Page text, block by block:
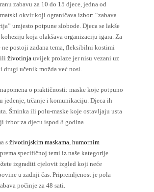
zabavu za 10 do 15 djece, jedna od
okvir koji ograničava izbor: “zabava
umjesto potpune slobode. Djeca se lakše
koja olakšava organizaciju igara. Za
ne postoji zadana tema, fleksibilni kostimi
ili životinja uvijek prolaze jer nisu vezani uz
učenik možda već nosi.
o praktičnosti: maske koje potpuno
jedenje, trčanje i komunikaciju. Djeca ih
Šminka ili polu-maske koje ostavljaju usta
izbor za djecu ispod 8 godina.
s životinjskim maskama, humornim
specifičnoj temi iz naše kategorije
izgraditi cjelovit izgled koji neće
u zadnji čas. Pripremljenost je pola
počinje za 48 sati.